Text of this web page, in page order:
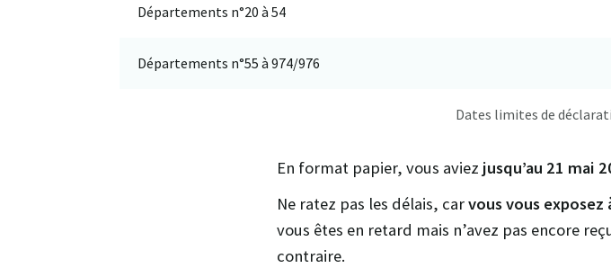
Départements n°20 à 54
Départements n°55 à 974/976
Dates limites de
En format papier, vous aviez jusqu’au 21 mai
Ne ratez pas les délais, carvous vous
vous êtes en retard mais n’avez pas encore
contraire.